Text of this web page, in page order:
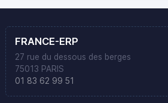
FRANCE-ERP
27 rue du dessous des berges
75013 PARIS
01 83 62 99 51